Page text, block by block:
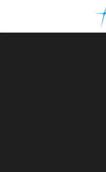
뉴
토